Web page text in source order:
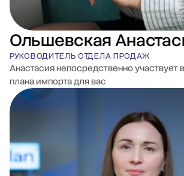
Ольшевская
РУКОВОДИТЕЛЬ ОТДЕЛА ПРОДАЖ
Анастасия непосредственно участвует
плана импорта для вас